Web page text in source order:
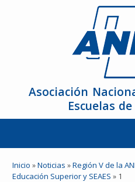
Asociación
Escuelas
La ANFEI
Inicio »Noticias »Región V de la
Educación Superior y SEAES » 1